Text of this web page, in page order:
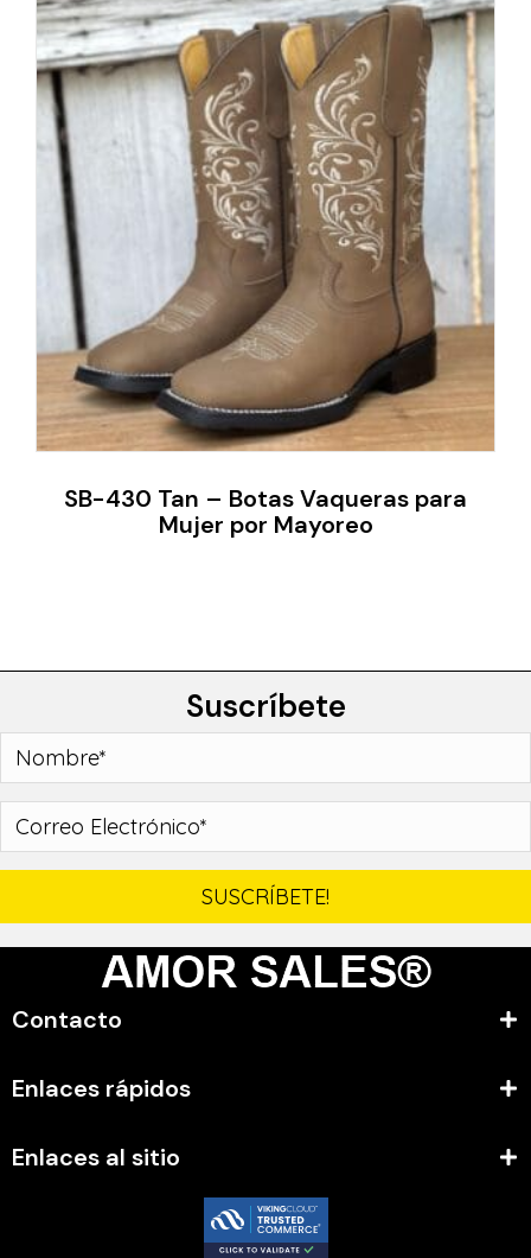
SB-430 Tan – Botas Vaqueras para
Mujer por Mayoreo
Suscríbete
SUSCRÍBETE!
Contacto
Enlaces rápidos
Enlaces al sitio